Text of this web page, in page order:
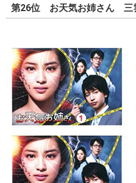
第26位 お天気お姉さん 三